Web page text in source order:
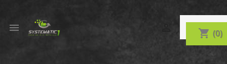
 shopping_cart (0)